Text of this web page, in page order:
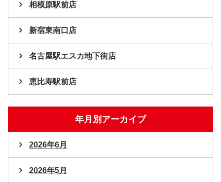
相模原駅前店
新宿東南口店
名古屋駅エスカ地下街店
恵比寿駅前店
年月別アーカイブ
2026年6月
2026年5月